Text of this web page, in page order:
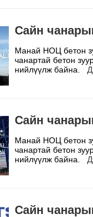
Сайн
Манай НОЦ бетон
чанартай бетон
нийлүүлж байна.
Сайн
Манай НОЦ бетон
чанартай бетон
нийлүүлж байна.
Сайн